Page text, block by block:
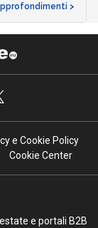
>
e Cookie Policy
Cookie Center
e portali B2B